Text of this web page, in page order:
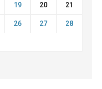
19 20 21
26 27 28